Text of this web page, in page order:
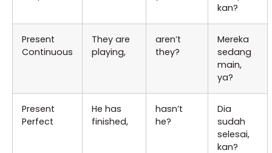
kan?
Present
Continuous
They are
playing,
aren’t
they?
Mereka
sedang
main,
ya?
Present
Perfect
He has
finished,
hasn’t
he?
Dia
sudah
selesai,
kan?